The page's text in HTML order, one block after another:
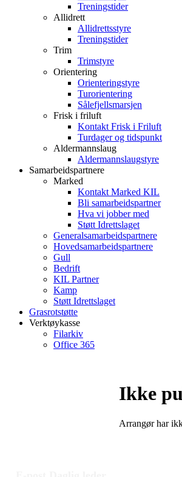
Treningstider
Allidrett
Allidrettsstyre
Treningstider
Trim
Trimstyre
Orientering
Orienteringstyre
Turorientering
Sålefjellsmarsjen
Frisk i friluft
Kontakt Frisk i Friluft
Turdager og tidspunkt
Aldermannslaug
Aldermannslaugstyre
Samarbeidspartnere
Marked
Kontakt Marked KIL
Bli samarbeidspartner
Hva vi jobber med
Støtt Idrettslaget
Generalsamarbeidspartnere
Hovedsamarbeidspartnere
Gull
Bedrift
KIL Partner
Kamp
Støtt Idrettslaget
Grasrotstøtte
Verktøykasse
Filarkiv
Office 365
Ikke
Arrangør har